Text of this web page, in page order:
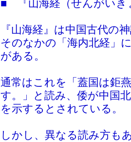
■ 『山海経（せんがいき
『山海経』は中国古代の
そのなかの「海内北経」
がある。
通常はこれを「蓋国は鉅
す。」と読み、倭が中国
を示するとされている。
しかし、異なる読み方も